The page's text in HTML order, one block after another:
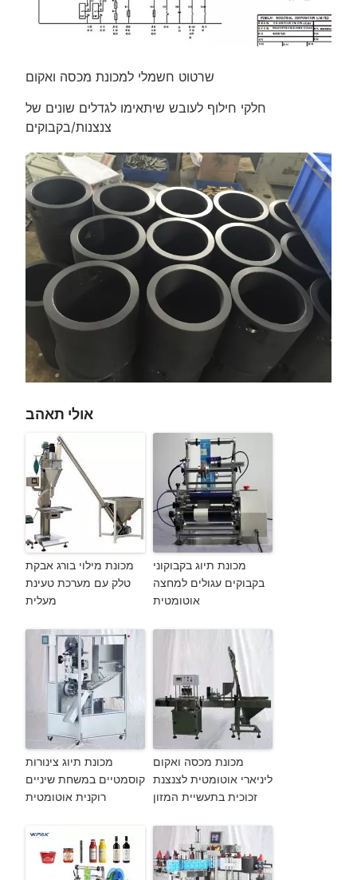
שרטוט חשמלי למכונת מכסה ואקום
חלקי חילוף לעובש שיתאימו לגדלים שונים של
צנצנות/בקבוקים
אולי תאהב
מכונת תיוג בקבוקוני
בקבוקים עגולים למחצה
אוטומטית
מכונת מילוי בורג אבקת
טלק עם מערכת טעינת
מעלית
מכונת מכסה ואקום
ליניארי אוטומטית לצנצנת
זכוכית בתעשיית המזון
מכונת תיוג צינורות
קוסמטיים במשחת שיניים
רוקנית אוטומטית